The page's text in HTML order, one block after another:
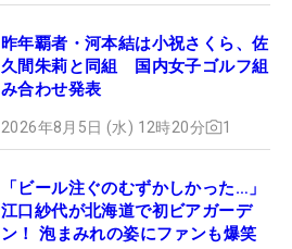
昨年覇者・河本結は小祝さくら、佐
久間朱莉と同組 国内女子ゴルフ組
み合わせ発表
2026年8月5日 (水) 12時20分 1
「ビール注ぐのむずかしかった…」
江口紗代が北海道で初ビアガーデ
ン！ 泡まみれの姿にファンも爆笑